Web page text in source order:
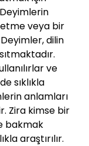
veya bir
dilin
ve
sıklıkla
anlamları
Zira kimse bir
bakmak
araştırılır.